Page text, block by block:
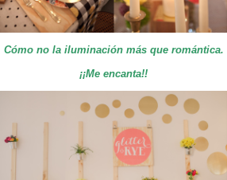
Cómo no la iluminación más que romántica.
¡¡Me encanta!!